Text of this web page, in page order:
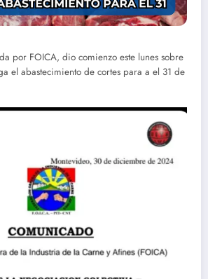
por FOICA, dio comienzo este lunes sobre
el abastecimiento de cortes para a el 31 de